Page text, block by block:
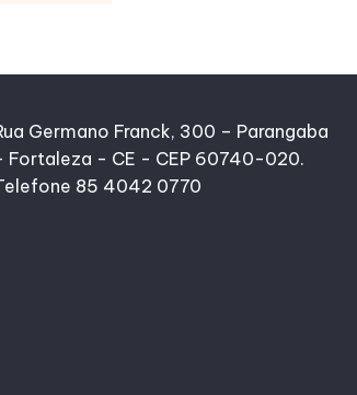
Germano Franck, 300 – Parangaba
Fortaleza - CE - CEP 60740-020.
85 4042 0770